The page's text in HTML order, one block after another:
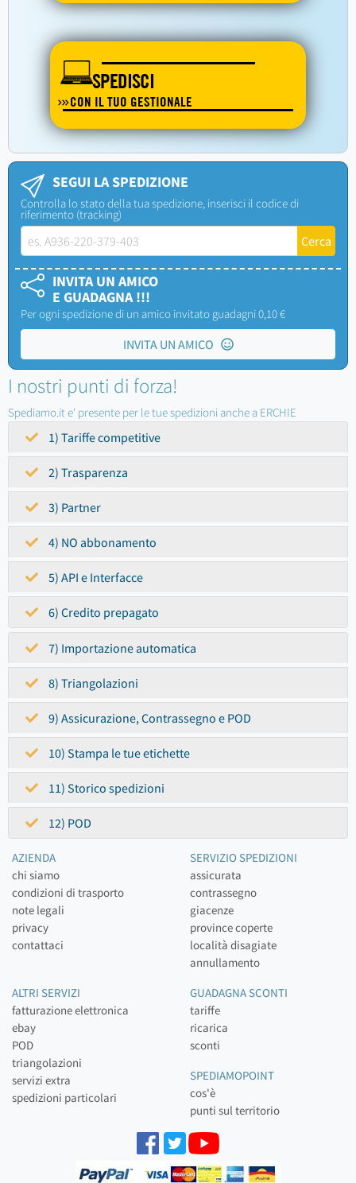
SPEDISCI
CON IL TUO GESTIONALE
SEGUI LA SPEDIZIONE
Controlla lo stato della tua spedizione, inserisci il codice di
riferimento (tracking)
INVITA UN AMICO
E GUADAGNA !!!
Per ogni spedizione di un amico invitato guadagni 0,10 €
INVITA UN AMICO
I nostri punti di forza!
Spediamo.it e' presente per le tue spedizioni anche a ERCHIE
1) Tariffe competitive
2) Trasparenza
3) Partner
4) NO abbonamento
5) API e Interfacce
6) Credito prepagato
7) Importazione automatica
8) Triangolazioni
9) Assicurazione, Contrassegno e POD
10) Stampa le tue etichette
11) Storico spedizioni
12) POD
AZIENDA
chi siamo
condizioni di trasporto
note legali
privacy
contattaci
SERVIZIO SPEDIZIONI
assicurata
contrassegno
giacenze
province coperte
località disagiate
annullamento
ALTRI SERVIZI
fatturazione elettronica
ebay
POD
triangolazioni
servizi extra
spedizioni particolari
GUADAGNA SCONTI
tariffe
ricarica
sconti
SPEDIAMOPOINT
cos'è
punti sul territorio